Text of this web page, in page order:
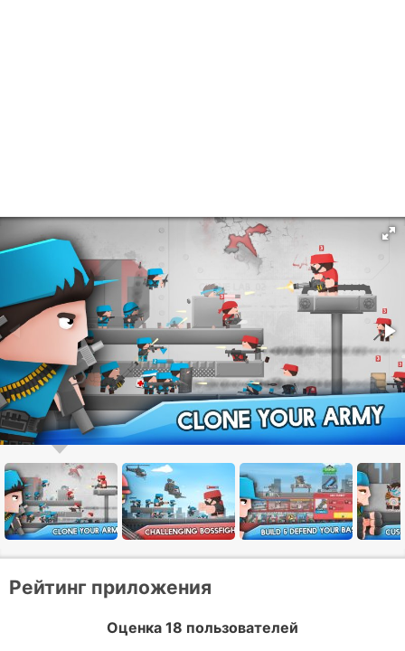
Рейтинг приложения
Оценка 18 пользователей